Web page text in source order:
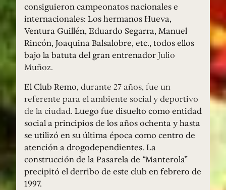
consiguieron campeonatos nacionales e
internacionales: Los hermanos Hueva,
Ventura Guillén, Eduardo Segarra, Manuel
Rincón, Joaquina Balsalobre, etc., todos ellos
bajo la batuta del gran entrenador Julio
Muñoz.
El Club Remo, durante 27 años, fue un
referente para el ambiente social y deportivo
de la ciudad. Luego fue disuelto como entidad
social a principios de los años ochenta y hasta
se utilizó en su última época como centro de
atención a drogodependientes. La
construcción de la Pasarela de “Manterola”
precipitó el derribo de este club en febrero de
1997.